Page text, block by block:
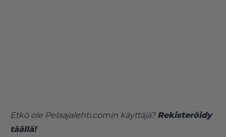
Etkö ole Pelaajalehti.comin käyttäjä? Rekisteröidy
täällä!